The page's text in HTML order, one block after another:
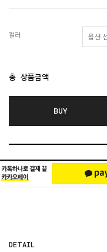
컬러
총 상품금액
BUY
DETAIL